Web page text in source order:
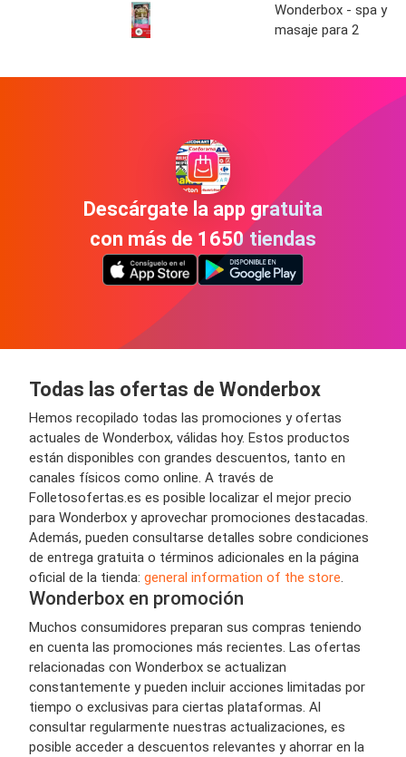
Wonderbox - spa y
masaje para 2
Descárgate la app gratuita
con más de 1650 tiendas
Todas las ofertas de Wonderbox
Hemos recopilado todas las promociones y ofertas
actuales de Wonderbox, válidas hoy. Estos productos
están disponibles con grandes descuentos, tanto en
canales físicos como online. A través de
Folletosofertas.es es posible localizar el mejor precio
para Wonderbox y aprovechar promociones destacadas.
Además, pueden consultarse detalles sobre condiciones
de entrega gratuita o términos adicionales en la página
oficial de la tienda: general information of the store
Wonderbox en promoción
Muchos consumidores preparan sus compras teniendo
en cuenta las promociones más recientes. Las ofertas
relacionadas con Wonderbox se actualizan
constantemente y pueden incluir acciones limitadas por
tiempo o exclusivas para ciertas plataformas. Al
consultar regularmente nuestras actualizaciones, es
posible acceder a descuentos relevantes y ahorrar en la